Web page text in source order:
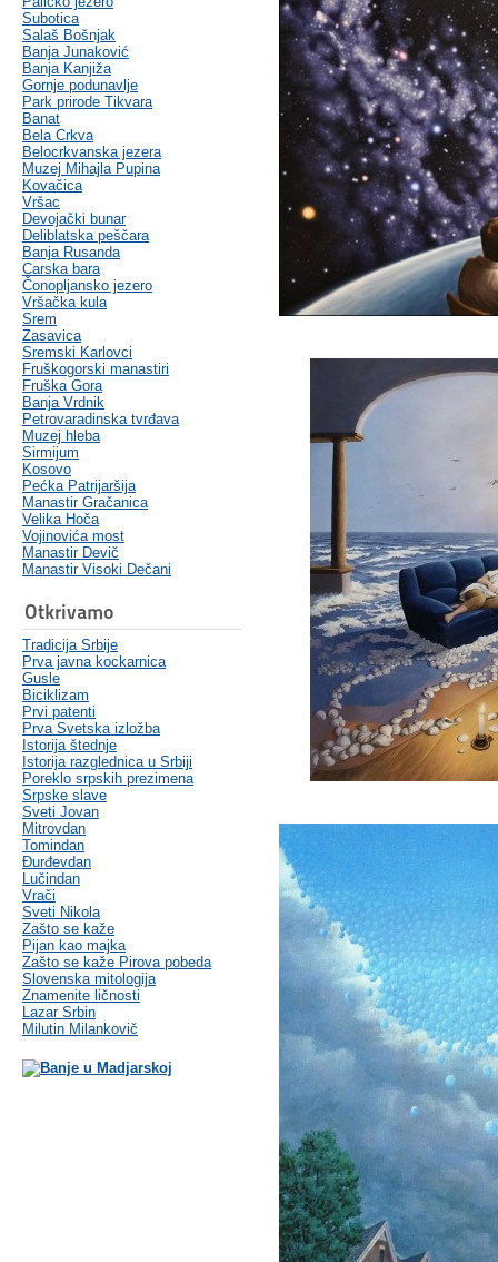
Subotica
Salaš Bošnjak
Banja Junaković
Banja Kanjiža
Gornje podunavlje
Park prirode Tikvara
Banat
Bela Crkva
Belocrkvanska jezera
Muzej Mihajla Pupina
Kovačica
Vršac
Devojački bunar
Deliblatska peščara
Banja Rusanda
Carska bara
Čonopljansko jezero
Vršačka kula
Srem
Zasavica
Sremski Karlovci
Fruškogorski manastiri
Fruška Gora
Banja Vrdnik
Petrovaradinska tvrđava
Muzej hleba
Sirmijum
Kosovo
Pećka Patrijaršija
Manastir Gračanica
Velika Hoča
Vojinovića most
Manastir Devič
Manastir Visoki Dečani
Otkrivamo
Tradicija Srbije
Prva javna kockarnica
Gusle
Biciklizam
Prvi patenti
Prva Svetska izložba
Istorija štednje
Istorija razglednica u Srbiji
Poreklo srpskih prezimena
Srpske slave
Sveti Jovan
Mitrovdan
Tomindan
Đurđevdan
Lučindan
Vrači
Sveti Nikola
Zašto se kaže
Pijan kao majka
Zašto se kaže Pirova pobeda
Slovenska mitologija
Znamenite ličnosti
Lazar Srbin
Milutin Milankovič